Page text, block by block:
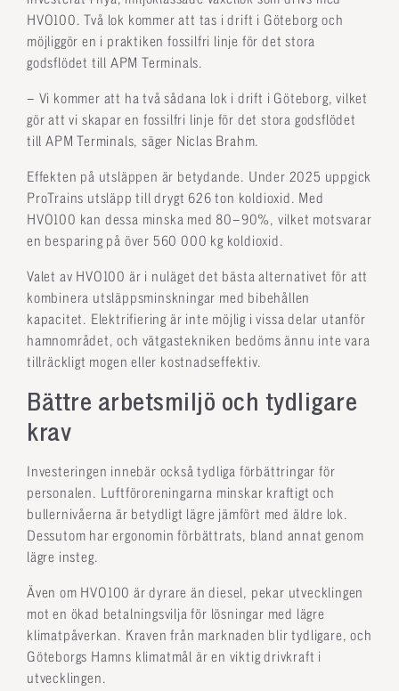
HVO100. Två lok kommer att tas i drift i Göteborg och
möjliggör en i praktiken fossilfri linje för det stora
godsflödet till APM Terminals.
– Vi kommer att ha två sådana lok i drift i Göteborg, vilket
gör att vi skapar en fossilfri linje för det stora godsflödet
till APM Terminals, säger Niclas Brahm.
Effekten på utsläppen är betydande. Under 2025 uppgick
ProTrains utsläpp till drygt 626 ton koldioxid. Med
HVO100 kan dessa minska med 80–90%, vilket motsvarar
en besparing på över 560 000 kg koldioxid.
Valet av HVO100 är i nuläget det bästa alternativet för att
kombinera utsläppsminskningar med bibehållen
kapacitet. Elektrifiering är inte möjlig i vissa delar utanför
hamnområdet, och vätgastekniken bedöms ännu inte vara
tillräckligt mogen eller kostnadseffektiv.
Bättre arbetsmiljö och tydligare
krav
Investeringen innebär också tydliga förbättringar för
personalen. Luftföroreningarna minskar kraftigt och
bullernivåerna är betydligt lägre jämfört med äldre lok.
Dessutom har ergonomin förbättrats, bland annat genom
lägre insteg.
Även om HVO100 är dyrare än diesel, pekar utvecklingen
mot en ökad betalningsvilja för lösningar med lägre
klimatpåverkan. Kraven från marknaden blir tydligare, och
Göteborgs Hamns klimatmål är en viktig drivkraft i
utvecklingen.